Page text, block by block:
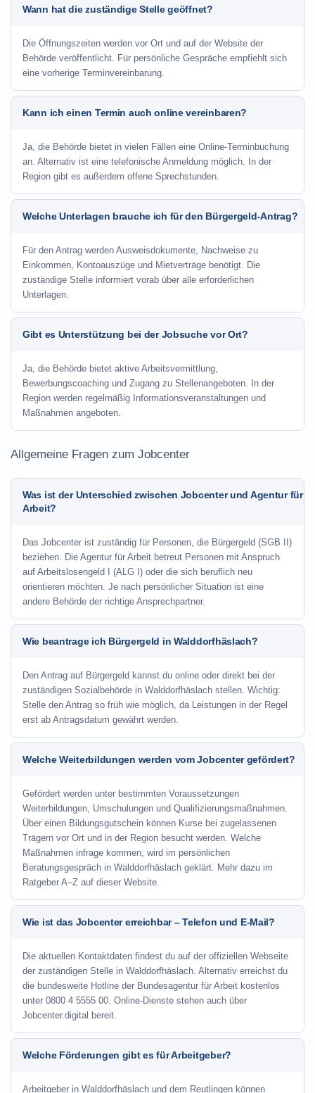
Wann hat die zuständige Stelle geöffnet?
Die Öffnungszeiten werden vor Ort und auf der Website der
Behörde veröffentlicht. Für persönliche Gespräche empfiehlt sich
eine vorherige Terminvereinbarung.
Kann ich einen Termin auch online vereinbaren?
Ja, die Behörde bietet in vielen Fällen eine Online-Terminbuchung
an. Alternativ ist eine telefonische Anmeldung möglich. In der
Region gibt es außerdem offene Sprechstunden.
Welche Unterlagen brauche ich für den Bürgergeld-Antrag?
Für den Antrag werden Ausweisdokumente, Nachweise zu
Einkommen, Kontoauszüge und Mietverträge benötigt. Die
zuständige Stelle informiert vorab über alle erforderlichen
Unterlagen.
Gibt es Unterstützung bei der Jobsuche vor Ort?
Ja, die Behörde bietet aktive Arbeitsvermittlung,
Bewerbungscoaching und Zugang zu Stellenangeboten. In der
Region werden regelmäßig Informationsveranstaltungen und
Maßnahmen angeboten.
Allgemeine Fragen zum Jobcenter
Was ist der Unterschied zwischen Jobcenter und Agentur für
Arbeit?
Das Jobcenter ist zuständig für Personen, die Bürgergeld (SGB II)
beziehen. Die Agentur für Arbeit betreut Personen mit Anspruch
auf Arbeitslosengeld I (ALG I) oder die sich beruflich neu
orientieren möchten. Je nach persönlicher Situation ist eine
andere Behörde der richtige Ansprechpartner.
Wie beantrage ich Bürgergeld in Walddorfhäslach?
Den Antrag auf Bürgergeld kannst du online oder direkt bei der
zuständigen Sozialbehörde in Walddorfhäslach stellen. Wichtig:
Stelle den Antrag so früh wie möglich, da Leistungen in der Regel
erst ab Antragsdatum gewährt werden.
Welche Weiterbildungen werden vom Jobcenter gefördert?
Gefördert werden unter bestimmten Voraussetzungen
Weiterbildungen, Umschulungen und Qualifizierungsmaßnahmen.
Über einen Bildungsgutschein können Kurse bei zugelassenen
Trägern vor Ort und in der Region besucht werden. Welche
Maßnahmen infrage kommen, wird im persönlichen
Beratungsgespräch in Walddorfhäslach geklärt. Mehr dazu im
Ratgeber A–Z auf dieser Website.
Wie ist das Jobcenter erreichbar – Telefon und E-Mail?
Die aktuellen Kontaktdaten findest du auf der offiziellen Webseite
der zuständigen Stelle in Walddorfhäslach. Alternativ erreichst du
die bundesweite Hotline der Bundesagentur für Arbeit kostenlos
unter 0800 4 5555 00. Online-Dienste stehen auch über
Jobcenter.digital bereit.
Welche Förderungen gibt es für Arbeitgeber?
Arbeitgeber in Walddorfhäslach und dem Reutlingen können